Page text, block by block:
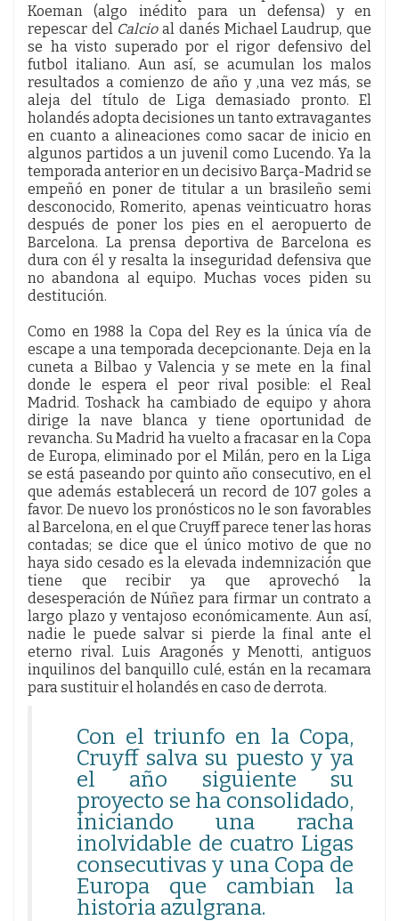
Koeman (algo inédito para un defensa) y en
repescar del Calcioal danés Michael Laudrup, que
se ha visto superado por el rigor defensivo del
futbol italiano. Aun así, se acumulan los malos
resultados a comienzo de año y ,una vez más, se
aleja del título de Liga demasiado pronto. El
holandés adopta decisiones un tanto extravagantes
en cuanto a alineaciones como sacar de inicio en
algunos partidos a un juvenil como Lucendo. Ya la
temporada anterior en un decisivo Barça-Madrid se
empeñó en poner de titular a un brasileño semi
desconocido, Romerito, apenas veinticuatro horas
después de poner los pies en el aeropuerto de
Barcelona. La prensa deportiva de Barcelona es
dura con él y resalta la inseguridad defensiva que
no abandona al equipo. Muchas voces piden su
destitución.
Como en 1988 la Copa del Rey es la única vía de
escape a una temporada decepcionante. Deja en la
cuneta a Bilbao y Valencia y se mete en la final
donde le espera el peor rival posible: el Real
Madrid. Toshack ha cambiado de equipo y ahora
dirige la nave blanca y tiene oportunidad de
revancha. Su Madrid ha vuelto a fracasar en la Copa
de Europa, eliminado por el Milán, pero en la Liga
se está paseando por quinto año consecutivo, en el
que además establecerá un record de 107 goles a
favor. De nuevo los pronósticos no le son favorables
al Barcelona, en el que Cruyff parece tener las horas
contadas; se dice que el único motivo de que no
haya sido cesado es la elevada indemnización que
tiene que recibir ya que aprovechó la
desesperación de Núñez para firmar un contrato a
largo plazo y ventajoso económicamente. Aun así,
nadie le puede salvar si pierde la final ante el
eterno rival. Luis Aragonés y Menotti, antiguos
inquilinos del banquillo culé, están en la recamara
para sustituir el holandés en caso de derrota.
Con el triunfo en la Copa,
Cruyff salva su puesto y ya
el año siguiente su
proyecto se ha consolidado,
iniciando una racha
inolvidable de cuatro Ligas
consecutivas y una Copa de
Europa que cambian la
historia azulgrana.